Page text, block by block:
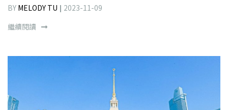
BY MELODY TU
2023-11-09
繼續閱讀